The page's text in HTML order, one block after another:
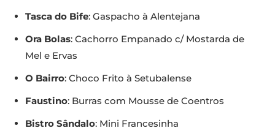
Tasca do Bife: Gaspacho à Alentejana
Ora Bolas: Cachorro Empanado c/ Mostarda de
Mel e Ervas
O Bairro: Choco Frito à Setubalense
Faustino: Burras com Mousse de Coentros
Bistro Sândalo: Mini Francesinha